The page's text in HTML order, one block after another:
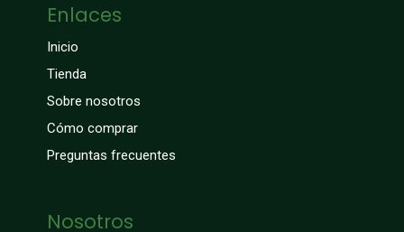
Enlaces
Inicio
Tienda
Sobre nosotros
Cómo comprar
Preguntas frecuentes
Nosotros